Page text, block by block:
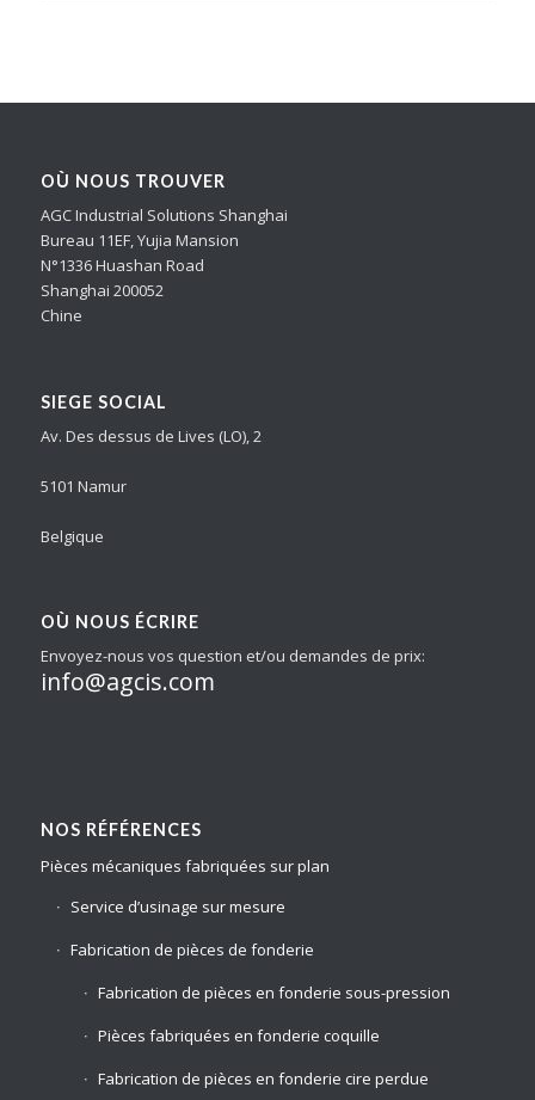
OÙ NOUS TROUVER
AGC Industrial Solutions Shanghai
Bureau 11EF, Yujia Mansion
N°1336 Huashan Road
Shanghai 200052
Chine
SIEGE SOCIAL
Av. Des dessus de Lives (LO), 2
5101 Namur
Belgique
OÙ NOUS ÉCRIRE
Envoyez-nous vos question et/ou demandes de prix:
info@agcis.com
NOS RÉFÉRENCES
Pièces mécaniques fabriquées sur plan
Service d’usinage sur mesure
Fabrication de pièces de fonderie
Fabrication de pièces en fonderie sous-pression
Pièces fabriquées en fonderie coquille
Fabrication de pièces en fonderie cire perdue